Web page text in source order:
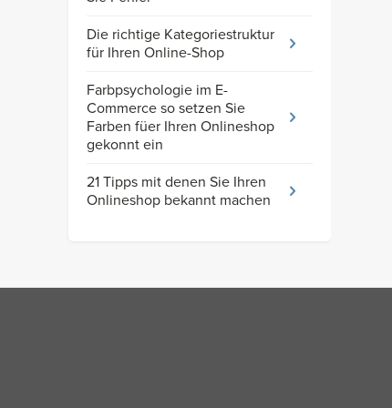
Die richtige Kategoriestruktur
für Ihren Online-Shop
Farbpsychologie im E-
Commerce so setzen Sie
Farben füer Ihren Onlineshop
gekonnt ein
21 Tipps mit denen Sie Ihren
Onlineshop bekannt machen